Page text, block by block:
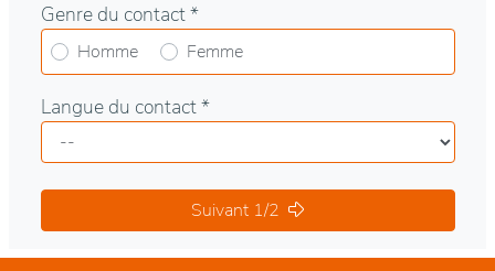
Genre du contact *
Homme Femme
Langue du contact *
Suivant 1/2